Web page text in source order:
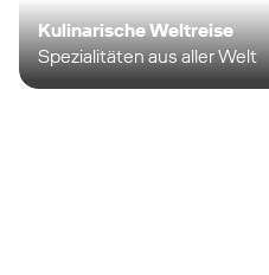
Kulinarische Weltreise
Spezialitäten aus aller Welt